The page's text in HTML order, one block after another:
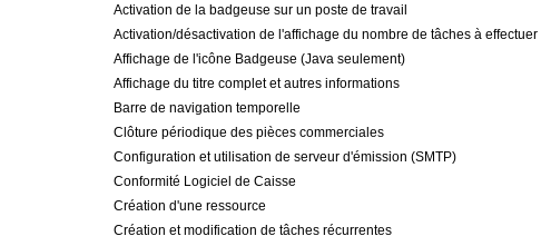
Activation de la badgeuse sur un poste de travail
Activation/désactivation de l'affichage du nombre de tâches à effectuer
Affichage de l'icône Badgeuse (Java seulement)
Affichage du titre complet et autres informations
Barre de navigation temporelle
Clôture périodique des pièces commerciales
Configuration et utilisation de serveur d'émission (SMTP)
Conformité Logiciel de Caisse
Création d'une ressource
Création et modification de tâches récurrentes